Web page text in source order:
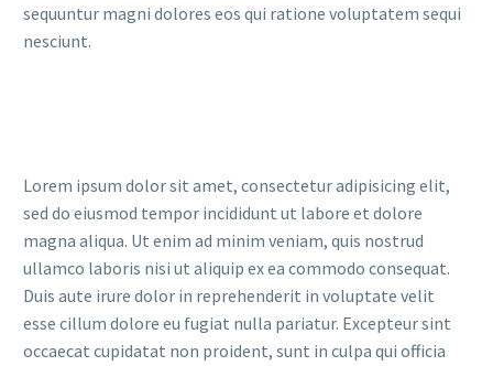
sequuntur magni dolores eos qui ratione voluptatem sequi
nesciunt.
Lorem ipsum dolor sit amet, consectetur adipisicing elit,
sed do eiusmod tempor incididunt ut labore et dolore
magna aliqua. Ut enim ad minim veniam, quis nostrud
ullamco laboris nisi ut aliquip ex ea commodo consequat.
Duis aute irure dolor in reprehenderit in voluptate velit
esse cillum dolore eu fugiat nulla pariatur. Excepteur sint
occaecat cupidatat non proident, sunt in culpa qui officia